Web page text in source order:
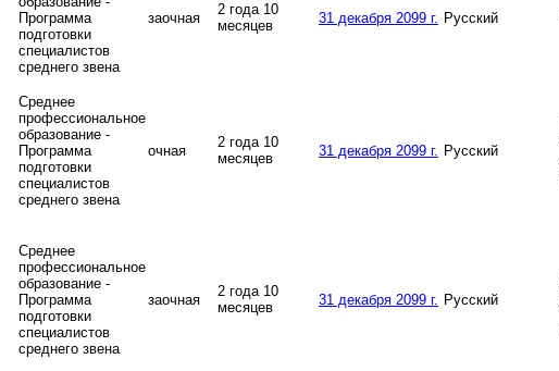
Программа
подготовки
специалистов
среднего звена
заочная
2 года 10
месяцев
31 декабря 2099 г. Русский
Среднее
профессиональное
образование -
Программа
подготовки
специалистов
среднего звена
очная
2 года 10
месяцев
31 декабря 2099 г. Русский
Среднее
профессиональное
образование -
Программа
подготовки
специалистов
среднего звена
заочная
2 года 10
месяцев
31 декабря 2099 г. Русский